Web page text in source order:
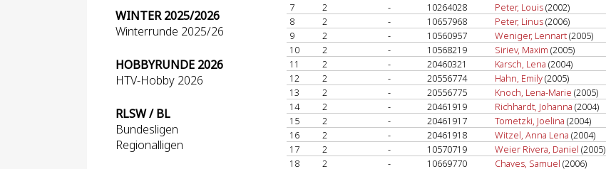
WINTER 2025/2026
Winterrunde 2025/26
HOBBYRUNDE 2026
HTV-Hobby 2026
RLSW / BL
Bundesligen
Regionalligen
7
2 - 10264028 Peter, Louis(2002)
8
2 - 10657968 Peter, Linus(2006)
9
2 - 10560957 Weniger, Lennart(2005)
10
2 - 10568219 Siriev, Maxim (2005)
11
2 - 20460321 Karsch, Lena (2004)
12
2 - 20556774 Hahn, Emily(2005)
13
2 - 20556775 Knoch, Lena-Marie (2005)
14
2 - 20461919 Richhardt, Johanna (2004)
15
2 - 20461917 Tometzki, Joelina (2004)
16
2 - 20461918 Witzel, Anna Lena (2004)
17
2 - 10570719 Weier Rivera, Daniel (2005)
18
2 - 10669770 Chaves, Samuel (2006)